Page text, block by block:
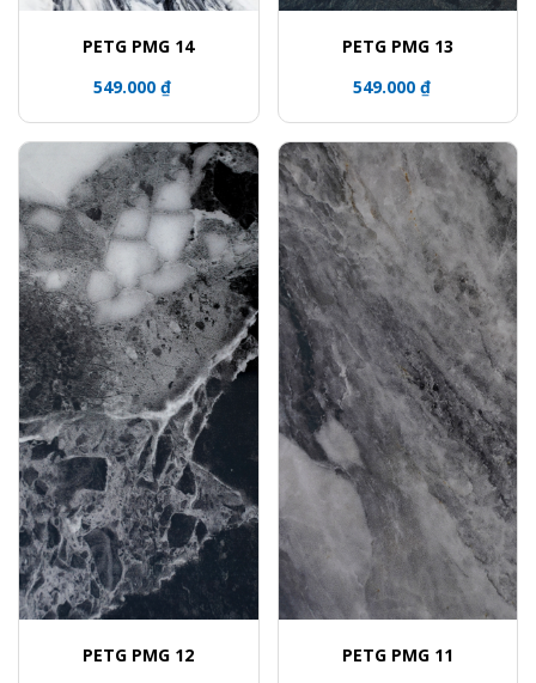
PETG PMG 14
549.000 ₫
PETG PMG 13
549.000 ₫
PETG PMG 12
PETG PMG 11